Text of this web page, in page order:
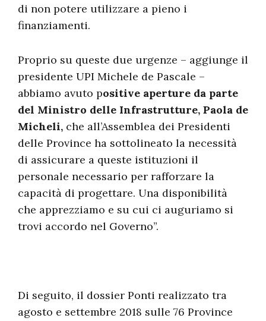
di non potere utilizzare a pieno i
finanziamenti.
Proprio su queste due urgenze – aggiunge il
presidente UPI Michele de Pascale –
abbiamo avuto positive aperture da parte
del Ministro delle Infrastrutture, Paola de
Micheli, che all’Assemblea dei Presidenti
delle Province ha sottolineato la necessità
di assicurare a queste istituzioni il
personale necessario per rafforzare la
capacità di progettare. Una disponibilità
che apprezziamo e su cui ci auguriamo si
trovi accordo nel Governo”.
Di seguito, il dossier Ponti realizzato tra
agosto e settembre 2018 sulle 76 Province